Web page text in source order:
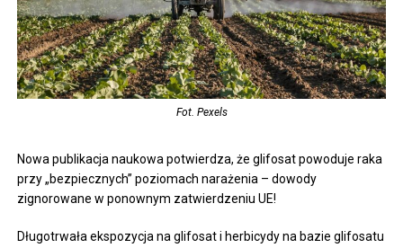
Fot. Pexels
Nowa publikacja naukowa potwierdza, że ​​glifosat powoduje raka
przy „bezpiecznych” poziomach narażenia – dowody
zignorowane w ponownym zatwierdzeniu UE!
Długotrwała ekspozycja na glifosat i herbicydy na bazie glifosatu